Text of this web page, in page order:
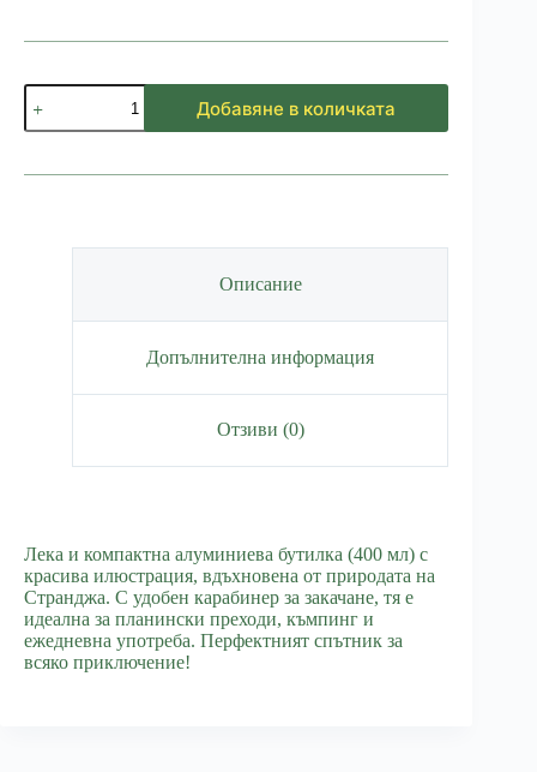
количество
за
Бутилка
400мл
Добавяне в количката
Описание
Допълнителна информация
Отзиви (0)
Лека и компактна алуминиева бутилка (400 мл) с
красива илюстрация, вдъхновена от природата на
Странджа. С удобен карабинер за закачане, тя е
идеална за планински преходи, къмпинг и
ежедневна употреба. Перфектният спътник за
всяко приключение!